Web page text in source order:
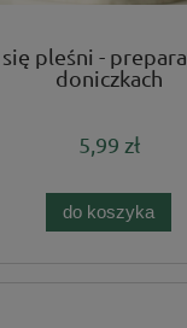
pleśni -
doniczkach
5,99 zł
do koszyka